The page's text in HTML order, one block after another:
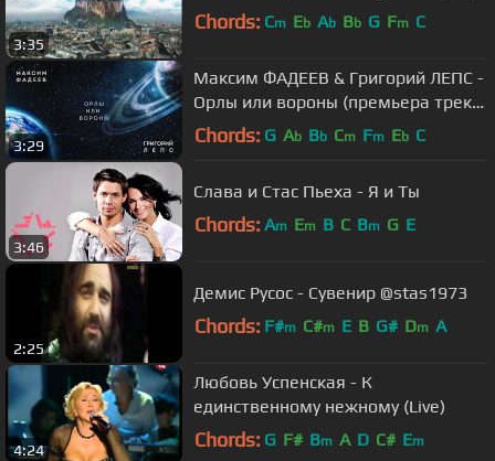
3:35
Chords: Cm Eb Ab Bb G Fm C
3:29
Максим ФАДЕЕВ & Григорий ЛЕПС -
Орлы или вороны (премьера трека
2017)
Chords: G Ab Bb Cm Fm Eb C
3:46
Слава и Стас Пьеха - Я и Ты
Chords: Am Em B C Bm G E
2:25
Демис Русос - Сувенир @stas1973
Chords: F#m C#m E B G# Dm A
4:24
Любовь Успенская - К
единственному нежному (Live)
Chords: G F# Bm A D C# Em